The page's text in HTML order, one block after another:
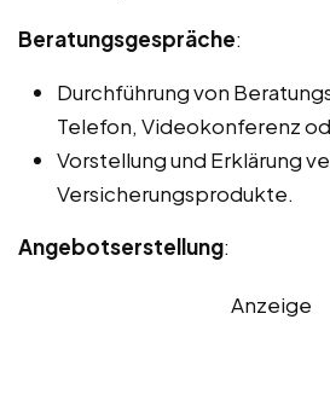
Beratungsgespräche:
Durchführung von
Telefon, Videokonferenz
Vorstellung und Erklärung
Versicherungsprodukte.
Angebotserstellung:
Anzeige